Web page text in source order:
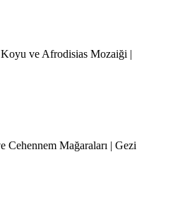
ve Afrodisias Mozaiği |
Cehennem Mağaraları | Gezi